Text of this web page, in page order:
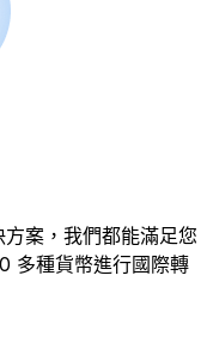
案，我們都能滿足您
多種貨幣進行國際轉